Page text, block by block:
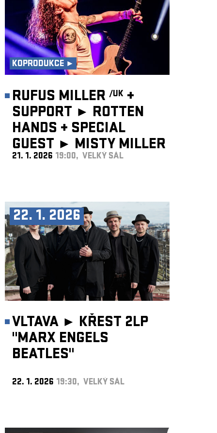
KOPRODUKCE ►
RUFUS MILLER /UK +
SUPPORT ► ROTTEN
HANDS + SPECIAL
GUEST ► MISTY MILLER
/UK
21. 1. 2026 19:00, VELKÝ SÁL
22. 1. 2026
VLTAVA ► KŘEST 2LP
"MARX ENGELS
BEATLES"
22. 1. 2026 19:30, VELKÝ SÁL